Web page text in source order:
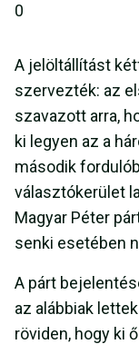
0
A jelöltállítást
szervezték: az
szavazott arra,
ki legyen az a
második
választókerület
Magyar Péter
senki esetében
A párt
az alábbiak
röviden, hogy ki